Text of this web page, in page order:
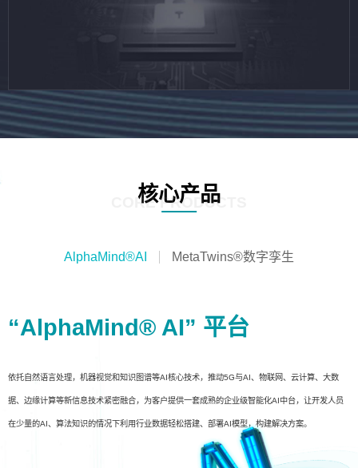
核心产品
CORE PRODUCTS
AlphaMind®AI MetaTwins®数字孪生
“AlphaMind® AI” 平台
依托自然语言处理，机器视觉和知识图谱等AI核心技术，推动5G与AI、物联网、云计算、大数
据、边缘计算等新信息技术紧密融合，为客户提供一套成熟的企业级智能化AI中台，让开发人员
在少量的AI、算法知识的情况下利用行业数据轻松搭建、部署AI模型，构建解决方案。